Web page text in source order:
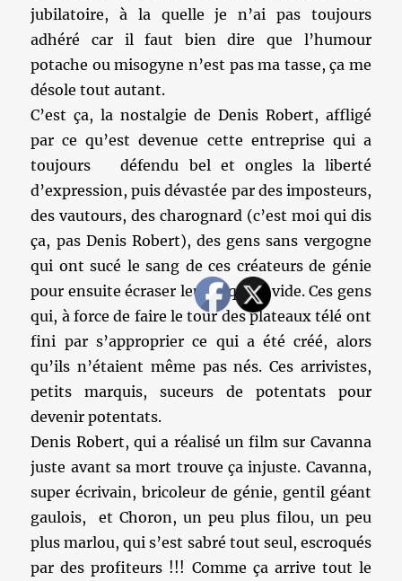
jubilatoire, à la quelle je n’ai pas toujours
adhéré car il faut bien dire que l’humour
potache ou misogyne n’est pas ma tasse, ça me
désole tout autant.
C’est ça, la nostalgie de Denis Robert, affligé
par ce qu’est devenue cette entreprise qui a
toujours défendu bel et ongles la liberté
d’expression, puis dévastée par des imposteurs,
des vautours, des charognard (c’est moi qui dis
ça, pas Denis Robert), des gens sans vergogne
qui ont sucé le sang de ces créateurs de génie
pour ensuite écraser leur coquille vide. Ces gens
qui, à force de faire le tour des plateaux télé ont
fini par s’approprier ce qui a été créé, alors
qu’ils n’étaient même pas nés. Ces arrivistes,
petits marquis, suceurs de potentats pour
devenir potentats.
Denis Robert, qui a réalisé un film sur Cavanna
juste avant sa mort trouve ça injuste. Cavanna,
super écrivain, bricoleur de génie, gentil géant
gaulois, et Choron, un peu plus filou, un peu
plus marlou, qui s’est sabré tout seul, escroqués
par des profiteurs !!! Comme ça arrive tout le